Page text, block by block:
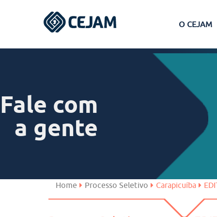
O CEJAM
Ferraz de Vasconcelos
São José dos Campos
Fale com
a gente
Home Processo Seletivo Carapicuíba